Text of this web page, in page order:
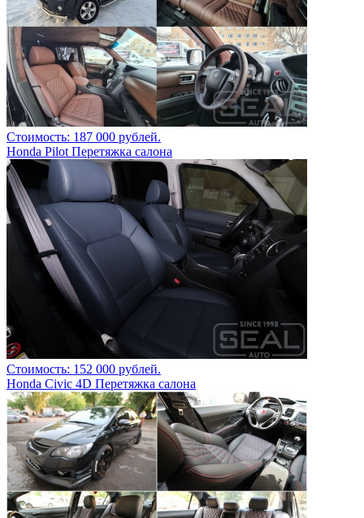
Стоимость: 187 000 рублей.
Honda Pilot Перетяжка салона
Стоимость: 152 000 рублей.
Honda Civic 4D Перетяжка салона